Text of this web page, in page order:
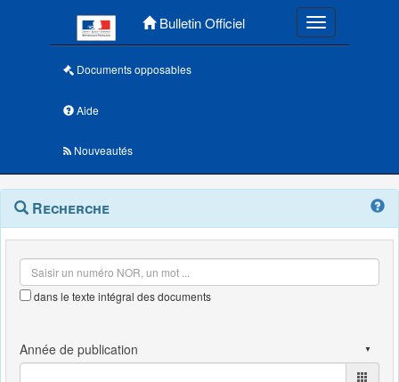
Bulletin Officiel Toggle
Documents opposables
Aide
Nouveautés
Navigation
outils
Menu
contextuel
Recherche
dans le texte intégral des documents